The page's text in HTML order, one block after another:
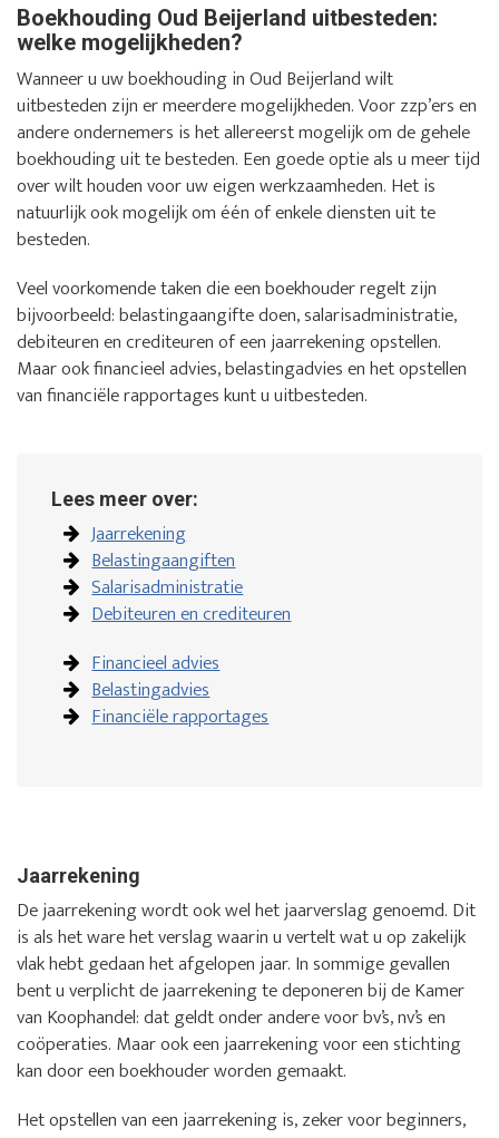
Boekhouding Oud Beijerland uitbesteden:
welke mogelijkheden?
Wanneer u uw boekhouding in Oud Beijerland wilt
uitbesteden zijn er meerdere mogelijkheden. Voor zzp’ers en
andere ondernemers is het allereerst mogelijk om de gehele
boekhouding uit te besteden. Een goede optie als u meer tijd
over wilt houden voor uw eigen werkzaamheden. Het is
natuurlijk ook mogelijk om één of enkele diensten uit te
besteden.
Veel voorkomende taken die een boekhouder regelt zijn
bijvoorbeeld: belastingaangifte doen, salarisadministratie,
debiteuren en crediteuren of een jaarrekening opstellen.
Maar ook financieel advies, belastingadvies en het opstellen
van financiële rapportages kunt u uitbesteden.
Lees meer over:
Jaarrekening
Belastingaangiften
Salarisadministratie
Debiteuren en crediteuren
Financieel advies
Belastingadvies
Financiële rapportages
Jaarrekening
De jaarrekening wordt ook wel het jaarverslag genoemd. Dit
is als het ware het verslag waarin u vertelt wat u op zakelijk
vlak hebt gedaan het afgelopen jaar. In sommige gevallen
bent u verplicht de jaarrekening te deponeren bij de Kamer
van Koophandel: dat geldt onder andere voor bv’s, nv’s en
coöperaties. Maar ook een jaarrekening voor een stichting
kan door een boekhouder worden gemaakt.
Het opstellen van een jaarrekening is, zeker voor beginners,